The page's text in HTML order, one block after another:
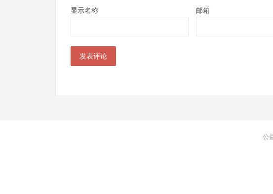
显示名称 邮箱
公